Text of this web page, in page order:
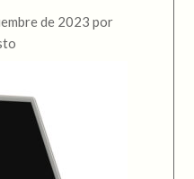
de 2023 por